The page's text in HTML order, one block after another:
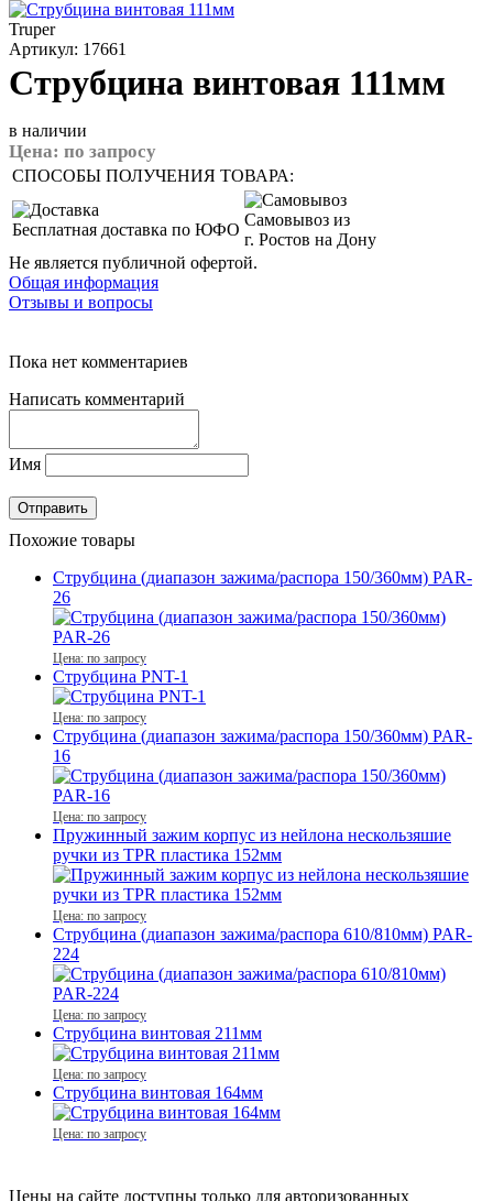
Truper
Артикул: 17661
Струбцина винтовая 111мм
в наличии
Цена: по запросу
СПОСОБЫ ПОЛУЧЕНИЯ ТОВАРА:
Бесплатная доставка по ЮФО
Самовывоз из
г. Ростов на Дону
Не является публичной офертой.
Общая информация
Отзывы и вопросы
Пока нет комментариев
Написать комментарий
Имя
Похожие товары
Струбцина (диапазон зажима/распора 150/360мм) PAR-
26
Цена: по запросу
Струбцина PNT-1
Цена: по запросу
Струбцина (диапазон зажима/распора 150/360мм) PAR-
16
Цена: по запросу
Пружинный зажим корпус из нейлона нескользяшие
ручки из TPR пластика 152мм
Цена: по запросу
Струбцина (диапазон зажима/распора 610/810мм) PAR-
224
Цена: по запросу
Струбцина винтовая 211мм
Цена: по запросу
Струбцина винтовая 164мм
Цена: по запросу
Цены на сайте доступны только для авторизованных